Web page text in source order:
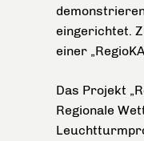
eingerichtet.
einer
Das Projekt
Regionale